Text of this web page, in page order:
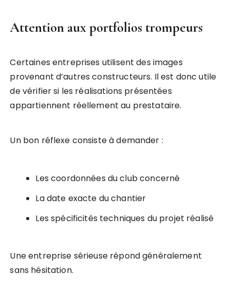
Attention aux portfolios trompeurs
Certaines entreprises utilisent des images
provenant d’autres constructeurs. Il est donc utile
de vérifier si les réalisations présentées
appartiennent réellement au prestataire.
Un bon réflexe consiste à demander :
Les coordonnées du club concerné
La date exacte du chantier
Les spécificités techniques du projet réalisé
Une entreprise sérieuse répond généralement
sans hésitation.